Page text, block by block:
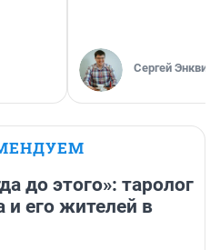
Сергей Энквист
до этого»: таролог
и его жителей в